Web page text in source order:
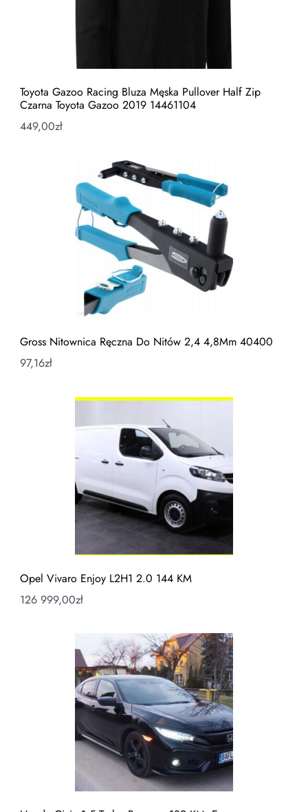
Toyota Gazoo Racing Bluza Męska Pullover Half Zip
Czarna Toyota Gazoo 2019 14461104
449,00zł
Gross Nitownica Ręczna Do Nitów 2,4 4,8Mm 40400
97,16zł
Opel Vivaro Enjoy L2H1 2.0 144 KM
126 999,00zł